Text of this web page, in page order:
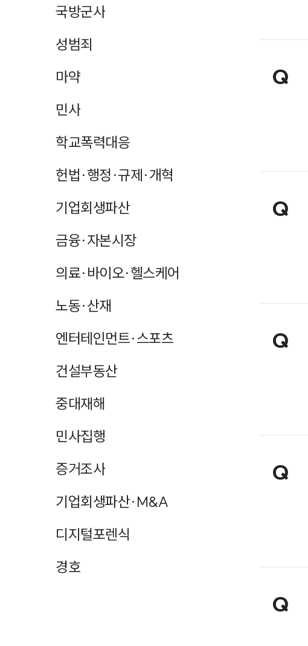
국방군사
성범죄
마약
민사
학교폭력대응
헌법·행정·규제·개혁
기업회생파산
금융·자본시장
의료·바이오·헬스케어
노동·산재
엔터테인먼트·스포츠
건설부동산
중대재해
민사집행
증거조사
기업회생파산·M&A
디지털포렌식
경호
Q
Q
Q
Q
Q